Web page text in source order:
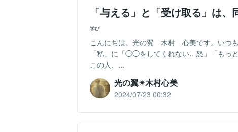
「与える」と「受け取る」は、
学び
こんにちは。光の翼 木村 心美です。いつ
「私」に「◯◯をしてくれない…怒」「も
この人、...
光の翼✴︎木村心美
2024/07/23 00:32